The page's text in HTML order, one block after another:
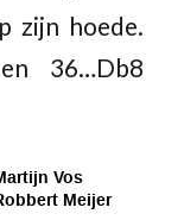
zijn hoede.
36…Db8